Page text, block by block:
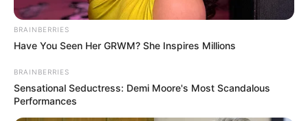
BRAINBERRIES
Have You Seen Her GRWM? She Inspires Millions
BRAINBERRIES
Sensational Seductress: Demi Moore's Most Scandalous
Performances